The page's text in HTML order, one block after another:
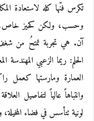
تكرس فنّها كله لاستعادة
وحسب، ولكن كحيز خاص،
آن. هي تجربة تمتحُ من شغف
الحلم: ريما الزعبي
العمارة ومارستها كعمل
وانتباهاً عالياً لتفاصيل
لونية تتأسس في فضاء